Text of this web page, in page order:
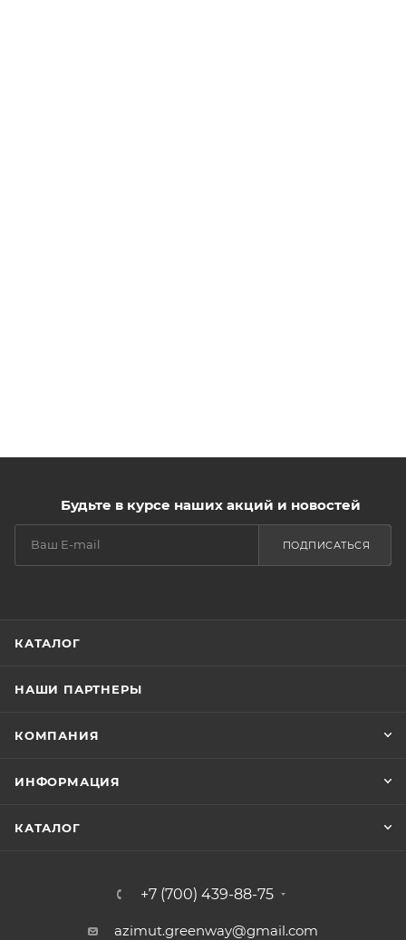
Будьте в курсе наших акций и новостей
ПОДПИСАТЬСЯ
КАТАЛОГ
НАШИ ПАРТНЕРЫ
КОМПАНИЯ
ИНФОРМАЦИЯ
КАТАЛОГ
+7 (700) 439-88-75
azimut.greenway@gmail.com